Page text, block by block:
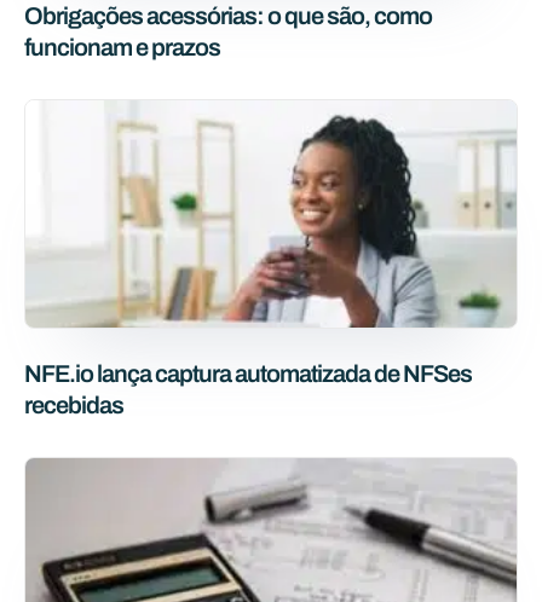
Obrigações acessórias: o que são, como
funcionam e prazos
NFE.io lança captura automatizada de NFSes
recebidas